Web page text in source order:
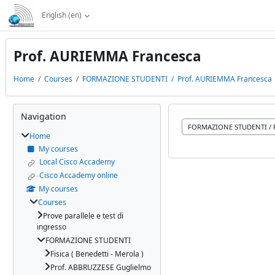
Skip to main content
English ‎(en)‎
Prof. AURIEMMA Francesca
Home Courses FORMAZIONE STUDENTI Prof. AURIEMMA Francesca
Course categories
Blocks
Skip Navigation
Navigation
Home
My courses
Local Cisco Accademy
Cisco Accademy online
My courses
Courses
Prove parallele e test di
ingresso
FORMAZIONE STUDENTI
Fisica ( Benedetti - Merola )
Prof. ABBRUZZESE Guglielmo